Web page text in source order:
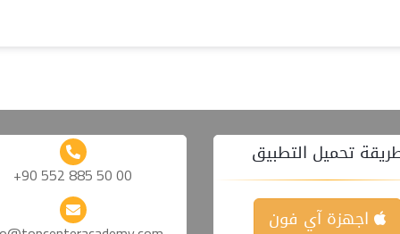
تحميل التطبيق
اجهزة آي فون
+90 552 885 50 00